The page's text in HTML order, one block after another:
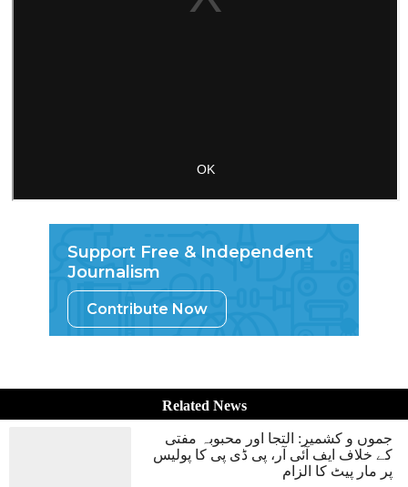
Support Free & Independent
Journalism
Contribute Now
Related News
جموں و کشمیر: التجا اور محبوبہ مفتی
کے خلاف ایف آئی آر، پی ڈی پی کا پولیس
پر مار پیٹ کا الزام